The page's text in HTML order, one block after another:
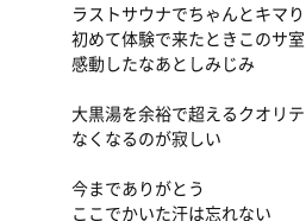
ラストサウナでちゃんとキマり
初めて体験で来たときこのサ
感動したなあとしみじみ
大黒湯を余裕で超えるクオリ
なくなるのが寂しい
今までありがとう
ここでかいた汗は忘れない